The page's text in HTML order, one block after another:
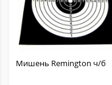
Мишень Remington ч/б